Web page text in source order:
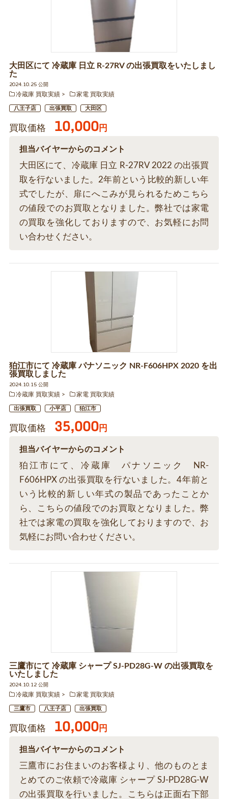
大田区にて 冷蔵庫 日立 R-27RV の出張買取をいたしまし
た
2024.10.25 公開
冷蔵庫 買取実績
家電 買取実績
八王子店 出張買取 大田区
買取価格 10,000円
担当バイヤーからのコメント
大田区にて、冷蔵庫 日立 R-27RV 2022 の出張買
取を行ないました。2年前という比較的新しい年
式でしたが、扉にへこみが見られるためこちら
の値段でのお買取となりました。弊社では家電
の買取を強化しておりますので、お気軽にお問
い合わせください。
狛江市にて 冷蔵庫 パナソニック NR-F606HPX 2020 を出
張買取しました
2024.10.15 公開
冷蔵庫 買取実績
家電 買取実績
出張買取 小平店 狛江市
買取価格 35,000円
担当バイヤーからのコメント
狛江市にて、冷蔵庫 パナソニック NR-
F606HPX の出張買取を行ないました。4年前と
いう比較的新しい年式の製品であったことか
ら、こちらの値段でのお買取となりました。弊
社では家電の買取を強化しておりますので、お
気軽にお問い合わせください。
三鷹市にて 冷蔵庫 シャープ SJ-PD28G-W の出張買取を
いたしました
2024.10.12 公開
冷蔵庫 買取実績
家電 買取実績
三鷹市 八王子店 出張買取
買取価格 10,000円
担当バイヤーからのコメント
三鷹市にお住まいのお客様より、他のものとま
とめてのご依頼で冷蔵庫 シャープ SJ-PD28G-W
の出張買取を行いました。こちらは正面右下部